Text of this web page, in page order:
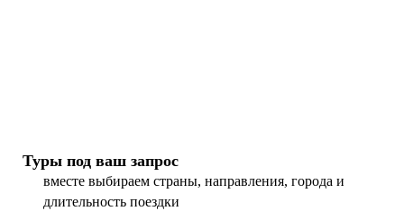
Туры под ваш запрос
вместе выбираем страны, направления, города и
длительность поездки